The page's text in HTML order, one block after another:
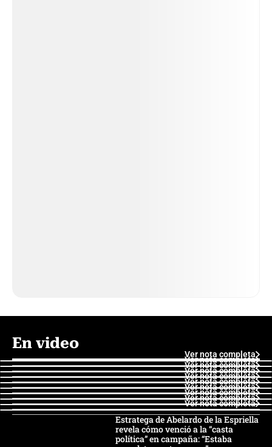
En video
Ver nota completa
Ver nota completa
Ver nota completa
Ver nota completa
Ver nota completa
Ver nota completa
Ver nota completa
Ver nota completa
Ver nota completa
Ver nota completa
Estratega de Abelardo de la Espriella
revela cómo venció a la “casta
política” en campaña: “Estaba